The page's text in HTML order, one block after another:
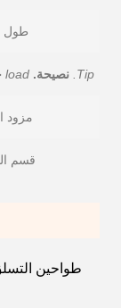
طول
Tip. نصيحة. load
مزود
قسم